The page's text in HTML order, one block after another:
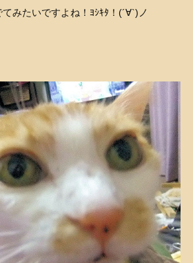
みたいですよね！ﾖｼｷﾀ！(´∀`)ノ